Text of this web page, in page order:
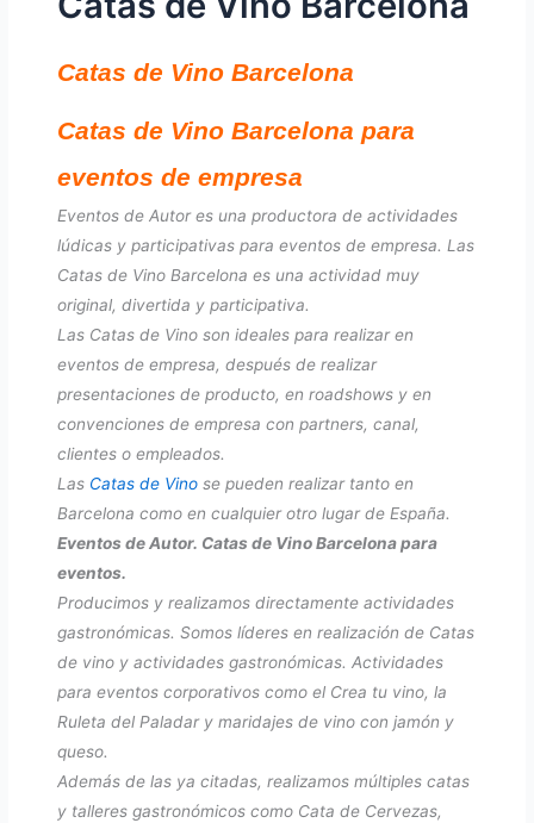
Catas de Vino Barcelona
Catas de Vino Barcelona para
eventos de empresa
Eventos de Autor es una productora de actividades
lúdicas y participativas para eventos de empresa. Las
Catas de Vino Barcelona es una actividad muy
original, divertida y participativa.
Las Catas de Vino son ideales para realizar en
eventos de empresa, después de realizar
presentaciones de producto, en roadshows y en
convenciones de empresa con partners, canal,
clientes o empleados.
Las Catas de Vino se pueden realizar tanto en
Barcelona como en cualquier otro lugar de España.
Eventos de Autor. Catas de Vino Barcelona para
eventos.
Producimos y realizamos directamente actividades
gastronómicas. Somos líderes en realización de Catas
de vino y actividades gastronómicas. Actividades
para eventos corporativos como el Crea tu vino, la
Ruleta del Paladar y maridajes de vino con jamón y
queso.
Además de las ya citadas, realizamos múltiples catas
y talleres gastronómicos como Cata de Cervezas,